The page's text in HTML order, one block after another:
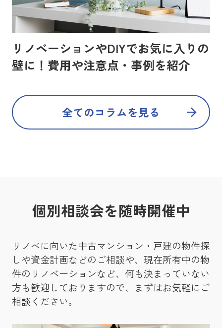
リノベーションやDIYでお気に入りの
壁に！費用や注意点・事例を紹介
全てのコラムを見る
個別相談会を随時開催中
リノベに向いた中古マンション・戸建の物件探
しや資金計画などのご相談や、現在所有中の物
件のリノベーションなど、何も決まっていない
方も歓迎しておりますので、まずはお気軽にご
相談ください。